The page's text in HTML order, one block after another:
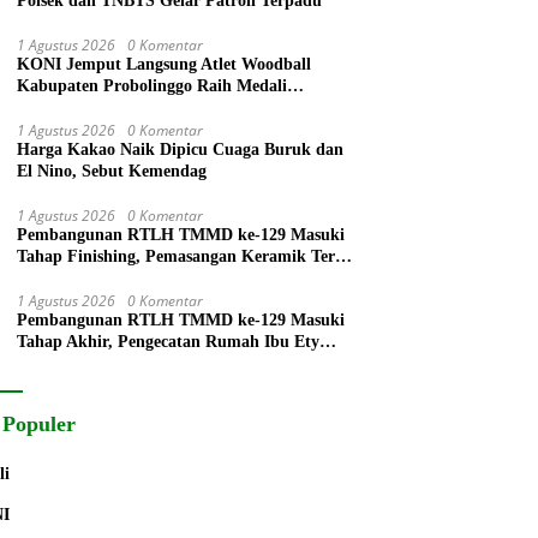
1 Agustus 2026 0 Komentar
KONI Jemput Langsung Atlet Woodball
Kabupaten Probolinggo Raih Medali
1 Agustus 2026 0 Komentar
Harga Kakao Naik Dipicu Cuaga Buruk dan
El Nino, Sebut Kemendag
1 Agustus 2026 0 Komentar
Pembangunan RTLH TMMD ke-129 Masuki
Tahap Finishing, Pemasangan Keramik Terus
1 Agustus 2026 0 Komentar
Pembangunan RTLH TMMD ke-129 Masuki
Tahap Akhir, Pengecatan Rumah Ibu Ety